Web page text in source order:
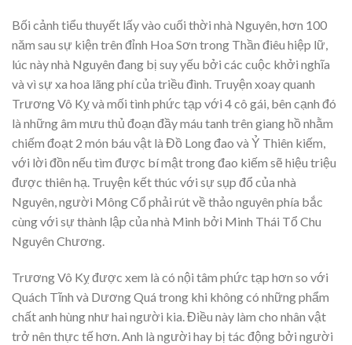
Bối cảnh tiểu thuyết lấy vào cuối thời nhà Nguyên, hơn 100
năm sau sự kiện trên đỉnh Hoa Sơn trong Thần điêu hiệp lữ,
lúc này nhà Nguyên đang bị suy yếu bởi các cuộc khởi nghĩa
và vì sự xa hoa lãng phí của triều đình. Truyện xoay quanh
Trương Vô Kỵ và mối tình phức tạp với 4 cô gái, bên cạnh đó
là những âm mưu thủ đoạn đầy máu tanh trên giang hồ nhằm
chiếm đoạt 2 món báu vật là Đồ Long đao và Ỷ Thiên kiếm,
với lời đồn nếu tìm được bí mật trong đao kiếm sẽ hiệu triệu
được thiên hạ. Truyện kết thúc với sự sụp đổ của nhà
Nguyên, người Mông Cổ phải rút về thảo nguyên phía bắc
cùng với sự thành lập của nhà Minh bởi Minh Thái Tổ Chu
Nguyên Chương.
Trương Vô Kỵ được xem là có nội tâm phức tạp hơn so với
Quách Tĩnh và Dương Quá trong khi không có những phẩm
chất anh hùng như hai người kia. Điều này làm cho nhân vật
trở nên thực tế hơn. Anh là người hay bị tác động bởi người